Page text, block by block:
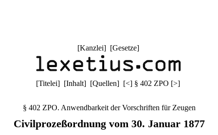
[Kanzlei] [Gesetze]
[Titelei] [Inhalt] [Quellen] [<] § 402 ZPO [>]
§ 402 ZPO. Anwendbarkeit der Vorschriften für Zeugen
Civilprozeßordnung vom 30. Januar 1877